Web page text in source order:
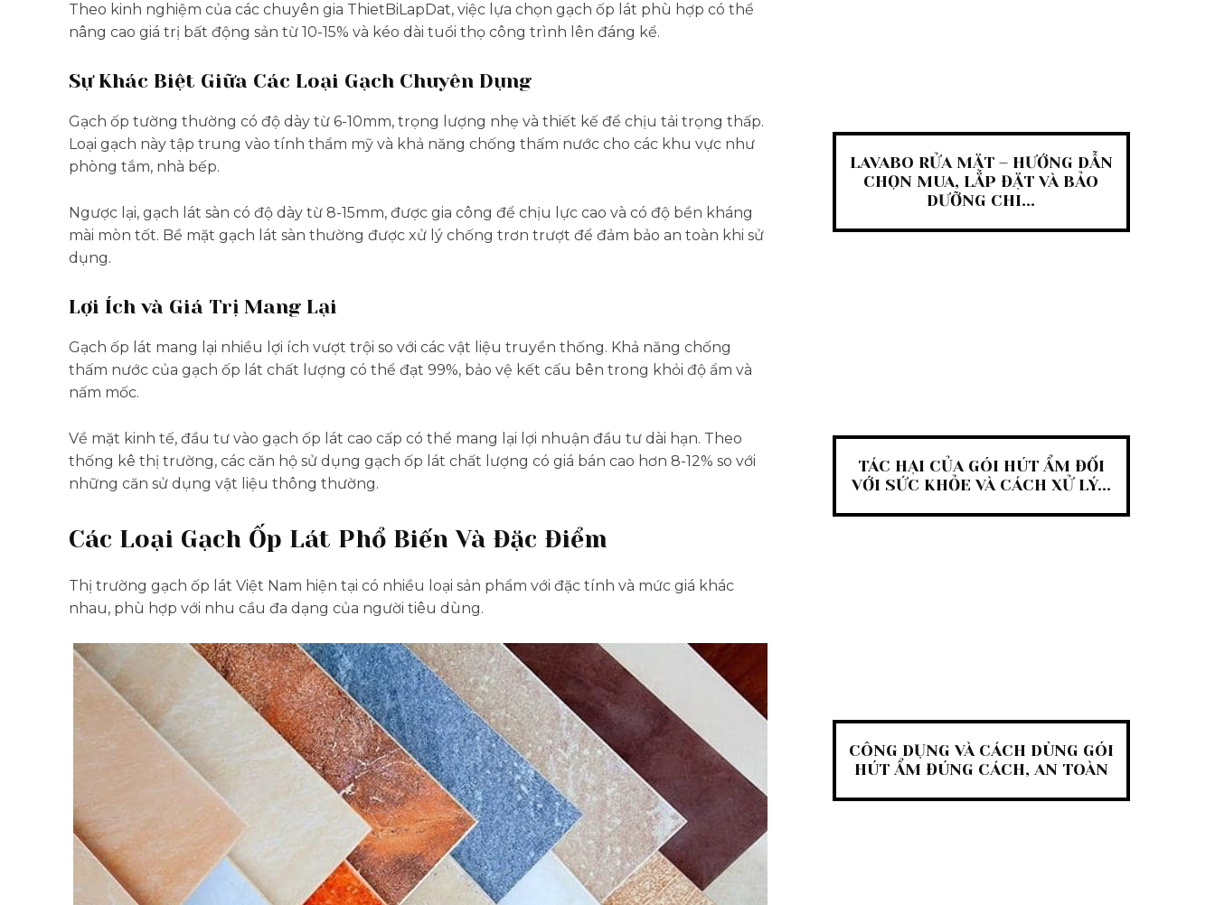
Theo kinh nghiệm của các chuyên gia ThietBiLapDat, việc lựa chọn gạch ốp lát phù hợp có thể
nâng cao giá trị bất động sản từ 10-15% và kéo dài tuổi thọ công trình lên đáng kể.
Sự Khác Biệt Giữa Các Loại Gạch Chuyên Dụng
Gạch ốp tường thường có độ dày từ 6-10mm, trọng lượng nhẹ và thiết kế để chịu tải trọng thấp.
Loại gạch này tập trung vào tính thẩm mỹ và khả năng chống thấm nước cho các khu vực như
phòng tắm, nhà bếp.
Ngược lại, gạch lát sàn có độ dày từ 8-15mm, được gia công để chịu lực cao và có độ bền kháng
mài mòn tốt. Bề mặt gạch lát sàn thường được xử lý chống trơn trượt để đảm bảo an toàn khi sử
dụng.
Lợi Ích và Giá Trị Mang Lại
Gạch ốp lát mang lại nhiều lợi ích vượt trội so với các vật liệu truyền thống. Khả năng chống
thấm nước của gạch ốp lát chất lượng có thể đạt 99%, bảo vệ kết cấu bên trong khỏi độ ẩm và
nấm mốc.
Về mặt kinh tế, đầu tư vào gạch ốp lát cao cấp có thể mang lại lợi nhuận đầu tư dài hạn. Theo
thống kê thị trường, các căn hộ sử dụng gạch ốp lát chất lượng có giá bán cao hơn 8-12% so với
những căn sử dụng vật liệu thông thường.
Các Loại Gạch Ốp Lát Phổ Biến Và Đặc Điểm
Thị trường gạch ốp lát Việt Nam hiện tại có nhiều loại sản phẩm với đặc tính và mức giá khác
nhau, phù hợp với nhu cầu đa dạng của người tiêu dùng.
LAVABO RỬA MẶT – HƯỚNG DẪN
CHỌN MUA, LẮP ĐẶT VÀ BẢO
DƯỠNG CHI...
TÁC HẠI CỦA GÓI HÚT ẨM ĐỐI
VỚI SỨC KHỎE VÀ CÁCH XỬ LÝ...
CÔNG DỤNG VÀ CÁCH DÙNG GÓI
HÚT ẨM ĐÚNG CÁCH, AN TOÀN